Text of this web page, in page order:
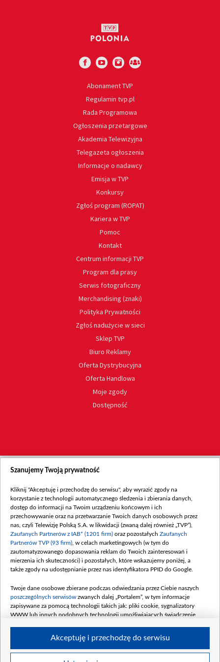
Abonament TVP
Regulamin tvp.pl
Rada Programowa
Ogłoszenia przetargowe
Akademia Telewizyjna
Telegazeta ogłoszenia
Informacje o nadawcy
Emisja w TVP
Konkursy
Zgłoś program (ROPAT)
Kariera w TVP
Pomoc
Kontakt
Centrum informacji TVP
Program dla prasy
Serwis fotograficzny
Merchandising (znaki)
Polityka Prywatności
Zgłoś nadużycie w sieci
Sklep TVP
Biuro Reklamy
Oferta Dystrybucyjna
Oferta Handlowa
Moje zgody
Dostępność
Szanujemy Twoją prywatność
Kliknij "Akceptuję i przechodzę do serwisu", aby wyrazić zgody na
korzystanie z technologii automatycznego śledzenia i zbierania danych,
dostęp do informacji na Twoim urządzeniu końcowym i ich
przechowywanie oraz na przetwarzanie Twoich danych osobowych przez
nas, czyli Telewizję Polską S.A. w likwidacji (zwaną dalej również „TVP”),
Zaufanych Partnerów z IAB* (1201 firm) oraz pozostałych Zaufanych
Partnerów TVP (93 firm) , w celach marketingowych (w tym do
zautomatyzowanego dopasowania reklam do Twoich zainteresowań i
mierzenia ich skuteczności) i pozostałych, które wskazujemy poniżej, a
także zgody na udostępnianie przez nas identyfikatora PPID do Google.
Twoje dane osobowe zbierane podczas odwiedzania przez Ciebie naszych
poszczególnych serwisów zwanych dalej „Portalem”, w tym informacje
zapisywane za pomocą technologii takich jak: pliki cookie, sygnalizatory
WWW lub innych podobnych technologii umożliwiających świadczenie
Twoje dane osobowe zbierane podczas odwiedzania przez Ciebie
Akceptuję i przechodzę do serwisu